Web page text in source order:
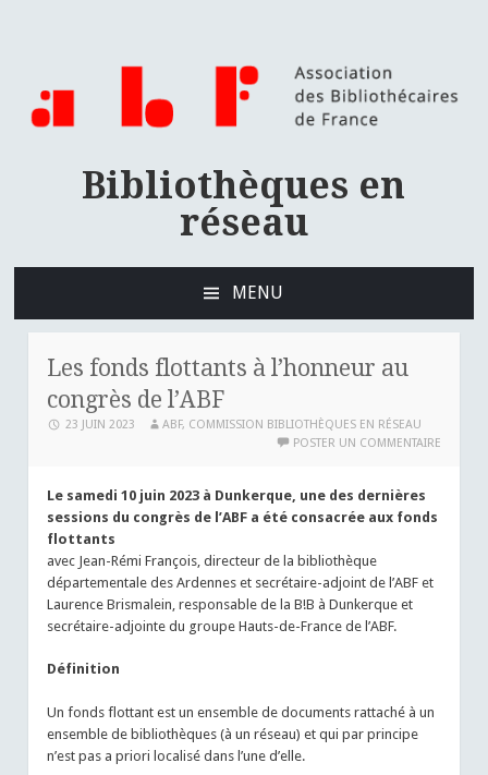
Bibliothèques en
réseau
MENU
PRINCIPAL
Les fonds flottants à l’honneur au
congrès de l’ABF
23 JUIN 2023
ABF, COMMISSION BIBLIOTHÈQUES EN RÉSEAU
POSTER UN COMMENTAIRE
Le samedi 10 juin 2023 à Dunkerque, une des dernières
sessions du congrès de l’ABF a été consacrée aux fonds
flottants
avec Jean-Rémi François, directeur de la bibliothèque
départementale des Ardennes et secrétaire-adjoint de l’ABF et
Laurence Brismalein, responsable de la B!B à Dunkerque et
secrétaire-adjointe du groupe Hauts-de-France de l’ABF.
Définition
Un fonds flottant est un ensemble de documents rattaché à un
ensemble de bibliothèques (à un réseau) et qui par principe
n’est pas a priori localisé dans l’une d’elle.